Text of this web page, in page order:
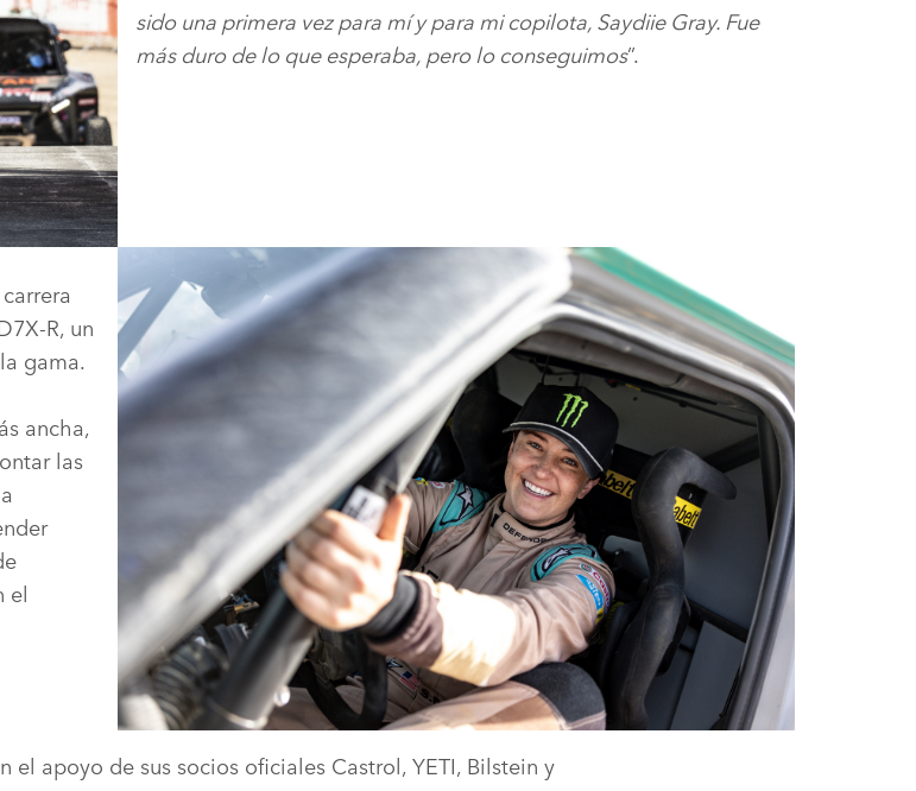
FACEBOOK
LINKEDIN
SHARE
sido una primera vez para mí y para mi copilota, Saydiie Gray. Fue
más duro de lo que esperaba, pero lo conseguimos”.
un
gama.
ancha,
las
el
el apoyo de sus socios oficiales Castrol, YETI, Bilstein y